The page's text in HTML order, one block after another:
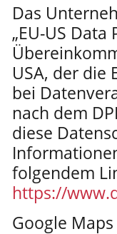
Das
„EU-US
USA, der die
bei
nach dem
diese
folgendem
https://
Google Maps